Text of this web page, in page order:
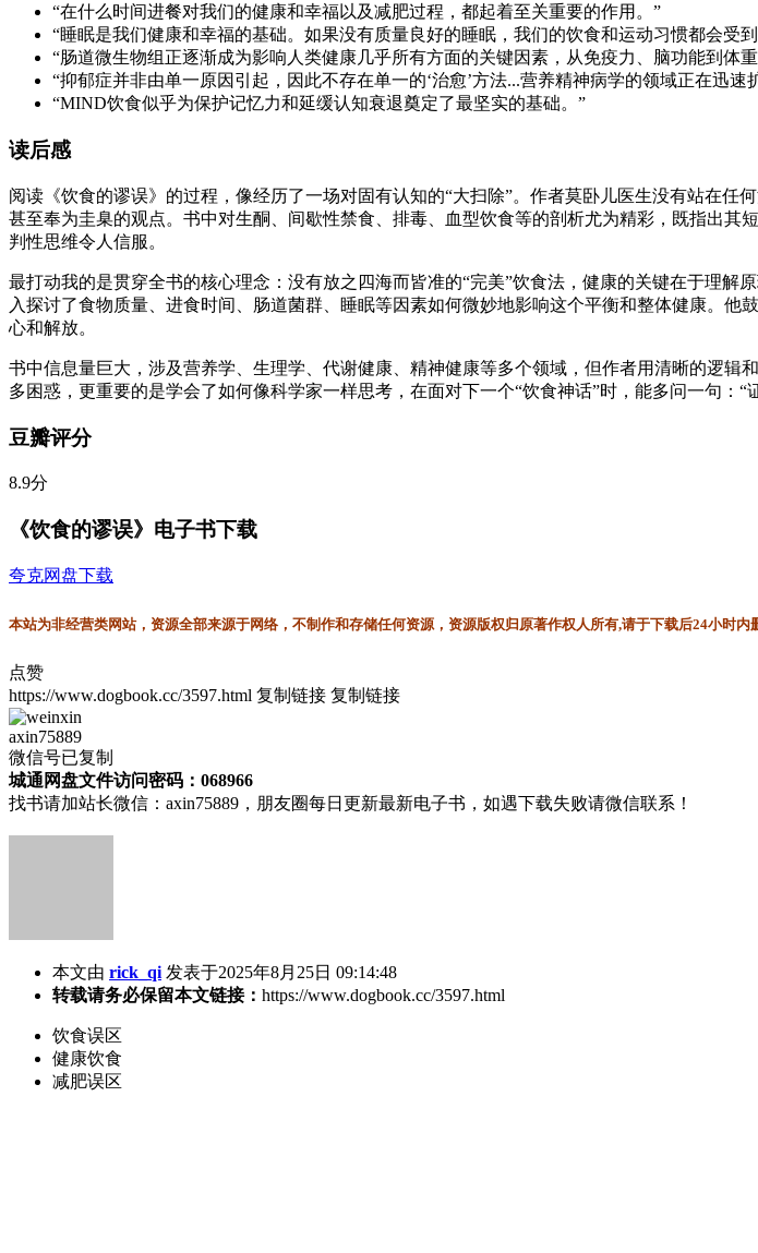
“在什么时间进餐对我们的健康和幸福以及减肥过程，都起着至关重要的作用。”
“睡眠是我们健康和幸福的基础。如果没有质量良好的睡眠，我们的饮食和运动习惯都会受
“肠道微生物组正逐渐成为影响人类健康几乎所有方面的关键因素，从免疫力、脑功能到体
“抑郁症并非由单一原因引起，因此不存在单一的‘治愈’方法...营养精神病学的领域正在迅
“MIND饮食似乎为保护记忆力和延缓认知衰退奠定了最坚实的基础。”
读后感
阅读《饮食的谬误》的过程，像经历了一场对固有认知的“大扫除”。作者莫卧儿医生没有站在
甚至奉为圭臬的观点。书中对生酮、间歇性禁食、排毒、血型饮食等的剖析尤为精彩，既指出
判性思维令人信服。
最打动我的是贯穿全书的核心理念：没有放之四海而皆准的“完美”饮食法，健康的关键在于理
入探讨了食物质量、进食时间、肠道菌群、睡眠等因素如何微妙地影响这个平衡和整体健康。
心和解放。
书中信息量巨大，涉及营养学、生理学、代谢健康、精神健康等多个领域，但作者用清晰的逻辑
多困惑，更重要的是学会了如何像科学家一样思考，在面对下一个“饮食神话”时，能多问一句：
豆瓣评分
8.9分
《饮食的谬误》电子书下载
夸克网盘下载
本站为非经营类网站，资源全部来源于网络，不制作和存储任何资源，资源版权归原著作权人所有,请于下载后24小时
点赞
https://www.dogbook.cc/3597.html 复制链接 复制链接
axin75889
微信号已复制
城通网盘文件访问密码：068966
找书请加站长微信：axin75889，朋友圈每日更新最新电子书，如遇下载失败请微信联系！
本文由 rick_qi 发表于2025年8月25日 09:14:48
转载请务必保留本文链接： https://www.dogbook.cc/3597.html
饮食误区
健康饮食
减肥误区